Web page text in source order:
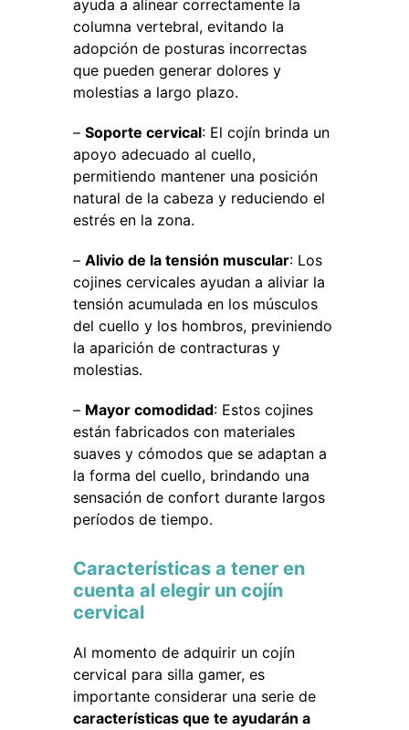
ayuda a alinear correctamente la
columna vertebral, evitando la
adopción de posturas incorrectas
que pueden generar dolores y
molestias a largo plazo.
– Soporte cervical: El cojín brinda un
apoyo adecuado al cuello,
permitiendo mantener una posición
natural de la cabeza y reduciendo el
estrés en la zona.
– Alivio de la tensión muscular: Los
cojines cervicales ayudan a aliviar la
tensión acumulada en los músculos
del cuello y los hombros, previniendo
la aparición de contracturas y
molestias.
– Mayor comodidad: Estos cojines
están fabricados con materiales
suaves y cómodos que se adaptan a
la forma del cuello, brindando una
sensación de confort durante largos
períodos de tiempo.
Características a tener en
cuenta al elegir un cojín
cervical
Al momento de adquirir un cojín
cervical para silla gamer, es
importante considerar una serie de
características que te ayudarán a